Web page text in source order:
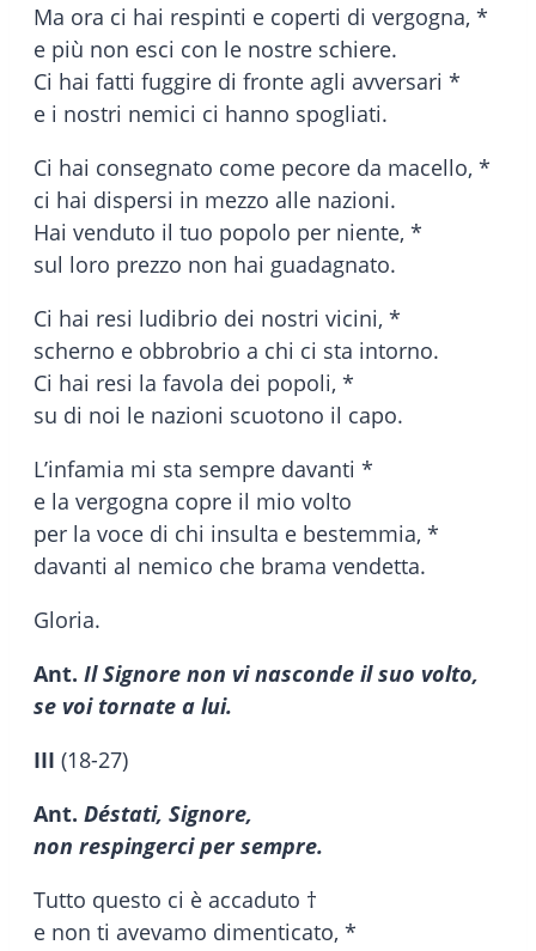
Ma ora ci hai respinti e coperti di vergogna, *
e più non esci con le nostre schiere.
Ci hai fatti fuggire di fronte agli avversari *
e i nostri nemici ci hanno spogliati.
Ci hai consegnato come pecore da macello, *
ci hai dispersi in mezzo alle nazioni.
Hai venduto il tuo popolo per niente, *
sul loro prezzo non hai guadagnato.
Ci hai resi ludibrio dei nostri vicini, *
scherno e obbrobrio a chi ci sta intorno.
Ci hai resi la favola dei popoli, *
su di noi le nazioni scuotono il capo.
L’infamia mi sta sempre davanti *
e la vergogna copre il mio volto
per la voce di chi insulta e bestemmia, *
davanti al nemico che brama vendetta.
Gloria.
Ant. Il Signore non vi nasconde il suo volto,
se voi tornate a lui.
III (18-27)
Ant. Déstati, Signore,
non respingerci per sempre.
Tutto questo ci è accaduto †
e non ti avevamo dimenticato, *